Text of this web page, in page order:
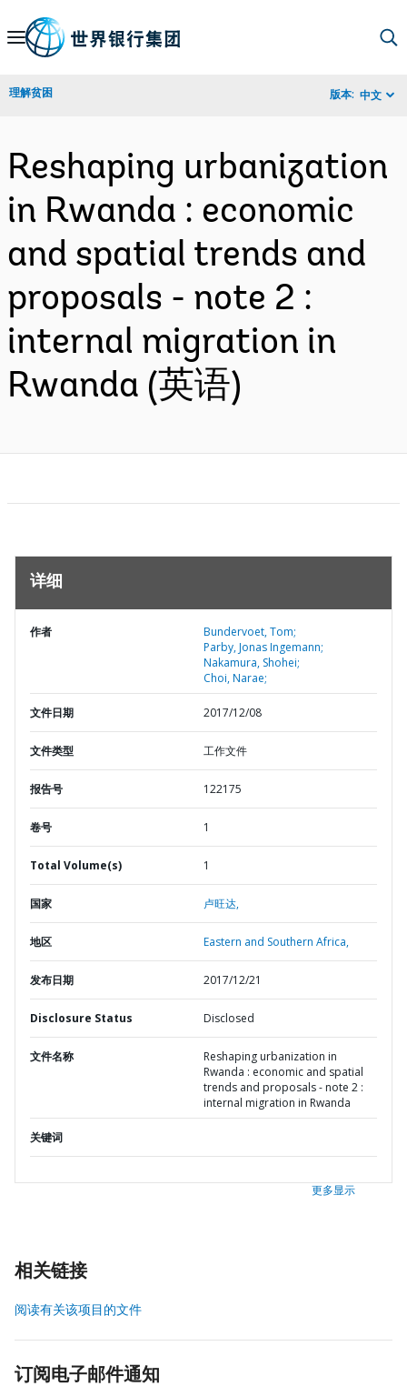
Skip
Navigation
理解贫困 版本: 中文
Reshaping urbanization
in Rwanda : economic
and spatial trends and
proposals - note 2 :
internal migration in
Rwanda (英语)
详细
作者
Bundervoet, Tom;
Parby, Jonas Ingemann;
Nakamura, Shohei;
Choi, Narae;
文件日期 2017/12/08
文件类型 工作文件
报告号 122175
卷号 1
Total Volume(s) 1
国家 卢旺达,
地区 Eastern and Southern Africa,
发布日期 2017/12/21
Disclosure Status Disclosed
文件名称
Reshaping urbanization in
Rwanda : economic and spatial
trends and proposals - note 2 :
internal migration in Rwanda
关键词
更多显示
相关链接
阅读有关该项目的文件
订阅电子邮件通知